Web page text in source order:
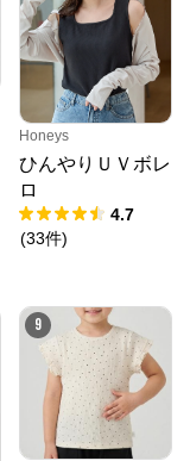
Honeys
ひんやりＵＶボレ
ロ
4.7
(33件)
9